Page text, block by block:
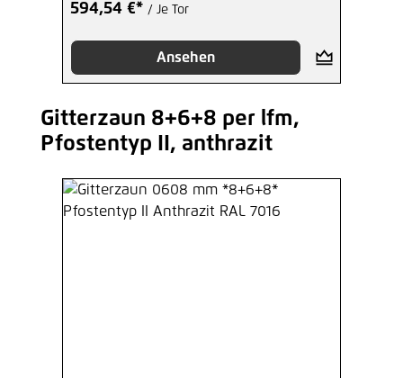
594,54 €* / Je Tor
Ansehen
Produktgalerie überspringen
Gitterzaun 8+6+8 per lfm,
Pfostentyp II, anthrazit